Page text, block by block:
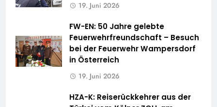
19. Juni 2026
FW-EN: 50 Jahre gelebte
Feuerwehrfreundschaft – Besuch
bei der Feuerwehr Wampersdorf
in Österreich
19. Juni 2026
HZA-K: Reiserückkehrer aus der